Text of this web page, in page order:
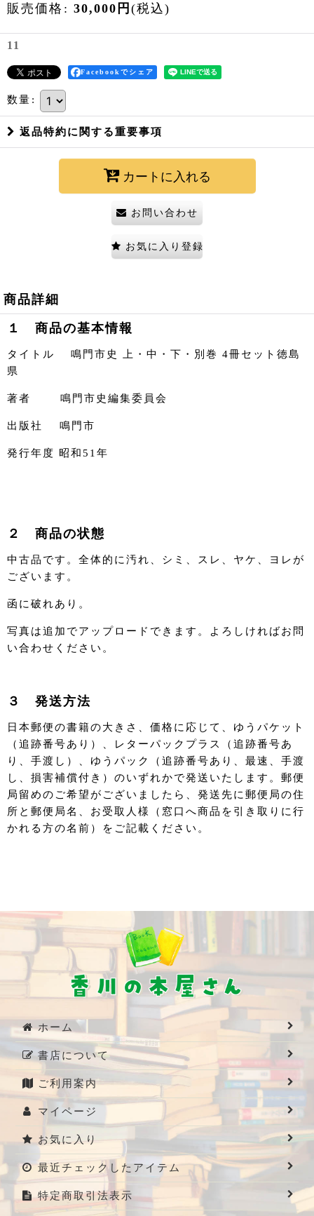
販売価格 : 30,000 円 (税込)
11
Facebookでシェア
数量 :
返品特約に関する重要事項
カートに入れる
お問い合わせ
お気に入り登録
商品詳細
１ 商品の基本情報
タイトル 鳴門市史 上・中・下・別巻 4冊セット徳島
県
著者 鳴門市史編集委員会
出版社 鳴門市
発行年度 昭和51年
２ 商品の状態
中古品です。全体的に汚れ、シミ、スレ、ヤケ、ヨレが
ございます。
函に破れあり。
写真は追加でアップロードできます。よろしければお問
い合わせください。
３ 発送方法
日本郵便の書籍の大きさ、価格に応じて、ゆうパケット
（追跡番号あり）、レターパックプラス（追跡番号あ
り、手渡し）、ゆうパック（追跡番号あり、最速、手渡
し、損害補償付き）のいずれかで発送いたします。郵便
局留めのご希望がございましたら、発送先に郵便局の住
所と郵便局名、お受取人様（窓口へ商品を引き取りに行
かれる方の名前）をご記載ください。
ホーム
書店について
ご利用案内
マイページ
お気に入り
最近チェックしたアイテム
特定商取引法表示